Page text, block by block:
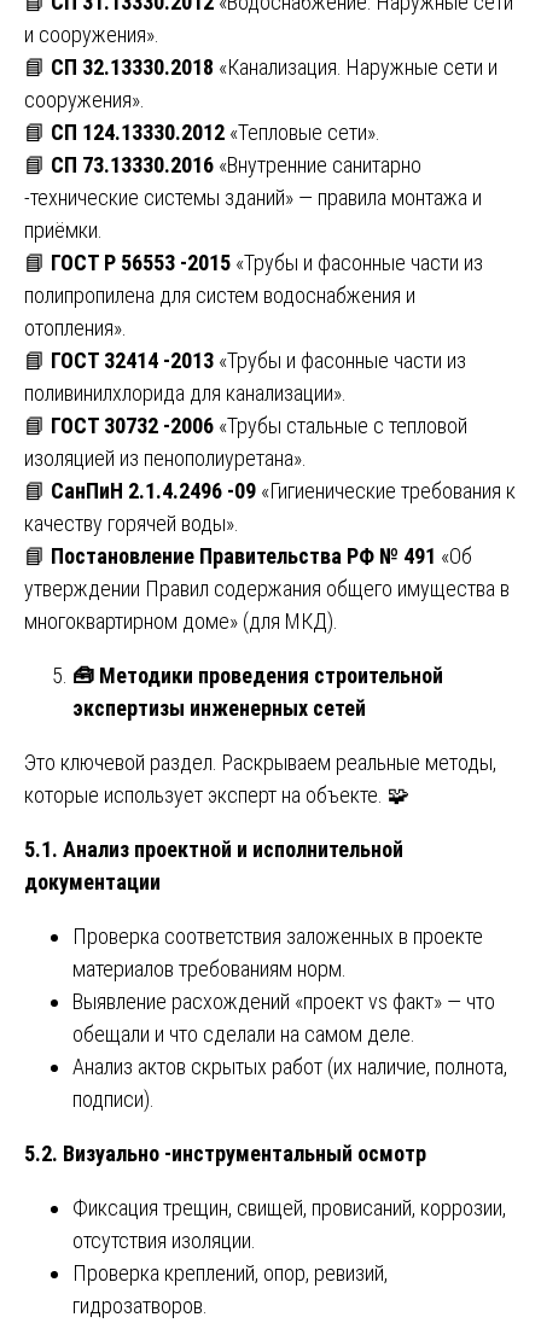
и сооружения».
📘 СП 32.13330.2018 «Канализация. Наружные сети и
сооружения».
📘 СП 124.13330.2012 «Тепловые сети».
📘 СП 73.13330.2016 «Внутренние санитарно
-технические системы зданий» — правила монтажа и
приёмки.
📘 ГОСТ Р 56553 -2015 «Трубы и фасонные части из
полипропилена для систем водоснабжения и
отопления».
📘 ГОСТ 32414 -2013 «Трубы и фасонные части из
поливинилхлорида для канализации».
📘 ГОСТ 30732 -2006 «Трубы стальные с тепловой
изоляцией из пенополиуретана».
📘 СанПиН 2.1.4.2496 -09 «Гигиенические требования к
качеству горячей воды».
📘 Постановление Правительства РФ № 491 «Об
утверждении Правил содержания общего имущества в
многоквартирном доме» (для МКД).
🧰 Методики проведения строительной
экспертизы инженерных сетей
Это ключевой раздел. Раскрываем реальные методы,
которые использует эксперт на объекте. 🧩
5.1. Анализ проектной и исполнительной
документации
Проверка соответствия заложенных в проекте
материалов требованиям норм.
Выявление расхождений «проект vs факт» — что
обещали и что сделали на самом деле.
Анализ актов скрытых работ (их наличие, полнота,
подписи).
5.2. Визуально -инструментальный осмотр
Фиксация трещин, свищей, провисаний, коррозии,
отсутствия изоляции.
Проверка креплений, опор, ревизий,
гидрозатворов.